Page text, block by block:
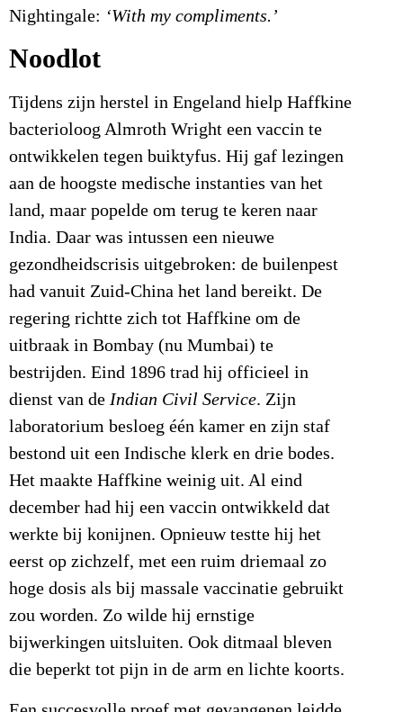
Nightingale: ‘With my compliments.’
Noodlot
Tijdens zijn herstel in Engeland hielp Haffkine
bacterioloog Almroth Wright een vaccin te
ontwikkelen tegen buiktyfus. Hij gaf lezingen
aan de hoogste medische instanties van het
land, maar popelde om terug te keren naar
India. Daar was intussen een nieuwe
gezondheidscrisis uitgebroken: de builenpest
had vanuit Zuid-China het land bereikt. De
regering richtte zich tot Haffkine om de
uitbraak in Bombay (nu Mumbai) te
bestrijden. Eind 1896 trad hij officieel in
dienst van de Indian Civil Service. Zijn
laboratorium besloeg één kamer en zijn staf
bestond uit een Indische klerk en drie bodes.
Het maakte Haffkine weinig uit. Al eind
december had hij een vaccin ontwikkeld dat
werkte bij konijnen. Opnieuw testte hij het
eerst op zichzelf, met een ruim driemaal zo
hoge dosis als bij massale vaccinatie gebruikt
zou worden. Zo wilde hij ernstige
bijwerkingen uitsluiten. Ook ditmaal bleven
die beperkt tot pijn in de arm en lichte koorts.